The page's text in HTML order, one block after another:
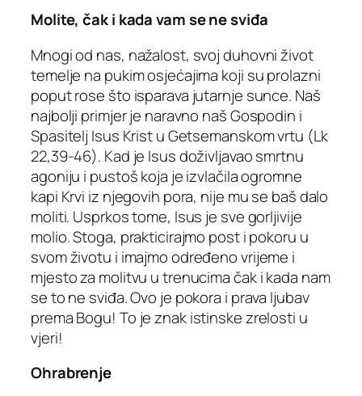
Molite, čak i kada vam se ne sviđa
Mnogi od nas, nažalost, svoj duhovni život
temelje na pukim osjećajima koji su prolazni
poput rose što isparava jutarnje sunce. Naš
najbolji primjer je naravno naš Gospodin i
Spasitelj Isus Krist u Getsemanskom vrtu (Lk
22,39-46). Kad je Isus doživljavao smrtnu
agoniju i pustoš koja je izvlačila ogromne
kapi Krvi iz njegovih pora, nije mu se baš dalo
moliti. Usprkos tome, Isus je sve gorljivije
molio. Stoga, prakticirajmo post i pokoru u
svom životu i imajmo određeno vrijeme i
mjesto za molitvu u trenucima čak i kada nam
se to ne sviđa. Ovo je pokora i prava ljubav
prema Bogu! To je znak istinske zrelosti u
vjeri!
Ohrabrenje